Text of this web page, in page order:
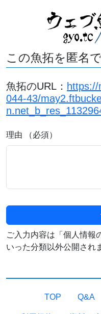
この魚拓を匿名
魚拓のURL：
044-43/
理由 （必須）
ご入力内容は「個人情報
いった分類以外公開され
TOP Q&A